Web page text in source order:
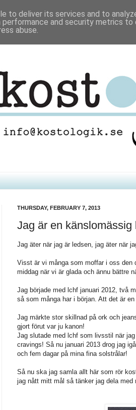
THURSDAY, FEBRUARY 7, 2013
Jag är en känslomässig
Jag äter när jag är ledsen, jag äter när
Visst är vi många som moffar i oss den
middag när vi är glada och ännu bättre
Jag började med lchf januari 2012, två
så som många har i början. Att det är
Jag märkte stor skillnad på ork och
gjort förut var ju kanon!
Jag slutade med lchf som livsstil när
cravings! Så nu januari 2013 drog jag
och fem dagar på mina fina solstrålar!
Så nu ska jag samla allt här som rör
jag nått mitt mål så tänker jag dela med
to deliver its services and to
and security metrics
abuse.